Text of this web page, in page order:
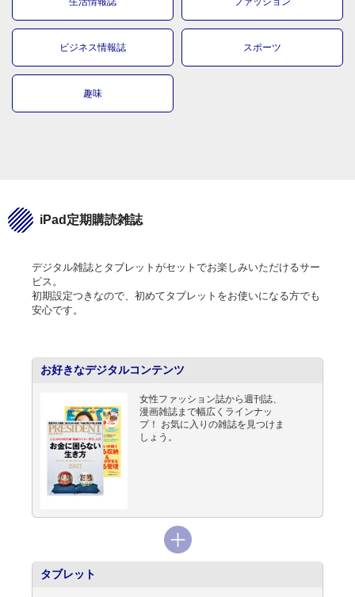
ビジネス情報誌 スポーツ
趣味
iPad定期購読雑誌
デジタル雑誌とタブレットがセットでお楽しみいただけるサー
ビス。
初期設定つきなので、初めてタブレットをお使いになる方でも
安心です。
お好きなデジタルコンテンツ
女性ファッション誌から週刊誌、
漫画雑誌まで幅広くラインナッ
プ！ お気に入りの雑誌を見つけま
しょう。
タブレット